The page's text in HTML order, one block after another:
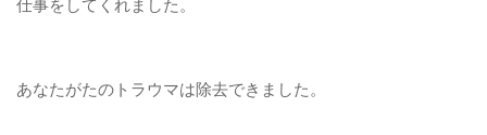
仕事をしてくれました。
あなたがたのトラウマは除去できました。